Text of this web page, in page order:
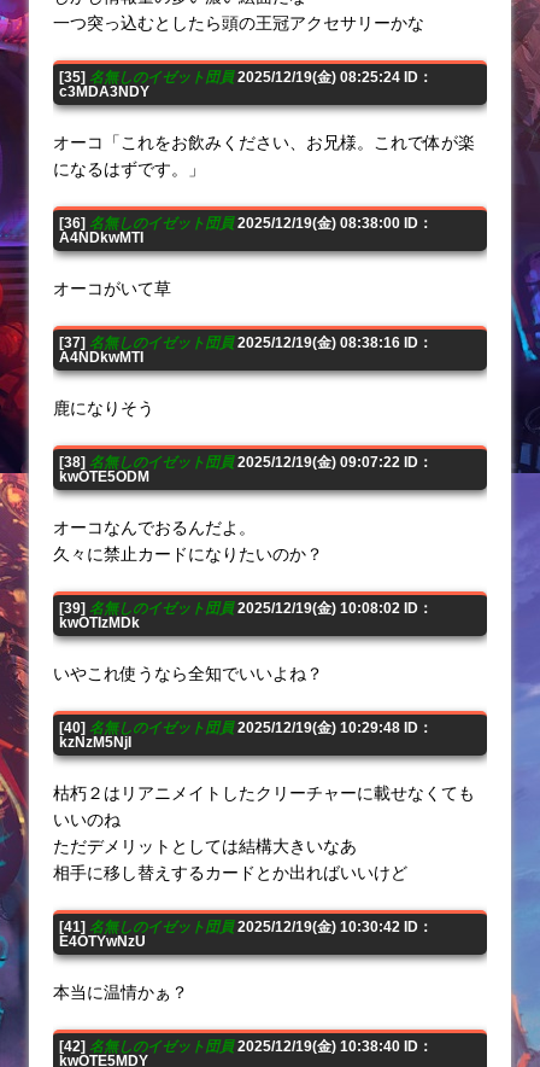
一つ突っ込むとしたら頭の王冠アクセサリーかな
[35] 名無しのイゼット団員2025/12/19(金) 08:25:24 ID：
c3MDA3NDY
オーコ「これをお飲みください、お兄様。これで体が楽
になるはずです。」
[36] 名無しのイゼット団員2025/12/19(金) 08:38:00 ID：
A4NDkwMTI
オーコがいて草
[37] 名無しのイゼット団員2025/12/19(金) 08:38:16 ID：
A4NDkwMTI
鹿になりそう
[38] 名無しのイゼット団員2025/12/19(金) 09:07:22 ID：
kwOTE5ODM
オーコなんでおるんだよ。
久々に禁止カードになりたいのか？
[39] 名無しのイゼット団員2025/12/19(金) 10:08:02 ID：
kwOTIzMDk
いやこれ使うなら全知でいいよね？
[40] 名無しのイゼット団員2025/12/19(金) 10:29:48 ID：
kzNzM5NjI
枯朽２はリアニメイトしたクリーチャーに載せなくても
いいのね
ただデメリットとしては結構大きいなあ
相手に移し替えするカードとか出ればいいけど
[41] 名無しのイゼット団員2025/12/19(金) 10:30:42 ID：
E4OTYwNzU
本当に温情かぁ？
[42] 名無しのイゼット団員2025/12/19(金) 10:38:40 ID：
kwOTE5MDY